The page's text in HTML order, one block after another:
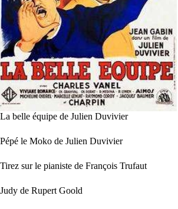
La belle équipe de Julien Duvivier
Pépé le Moko de Julien Duvivier
Tirez sur le pianiste de François Trufaut
Judy de Rupert Goold